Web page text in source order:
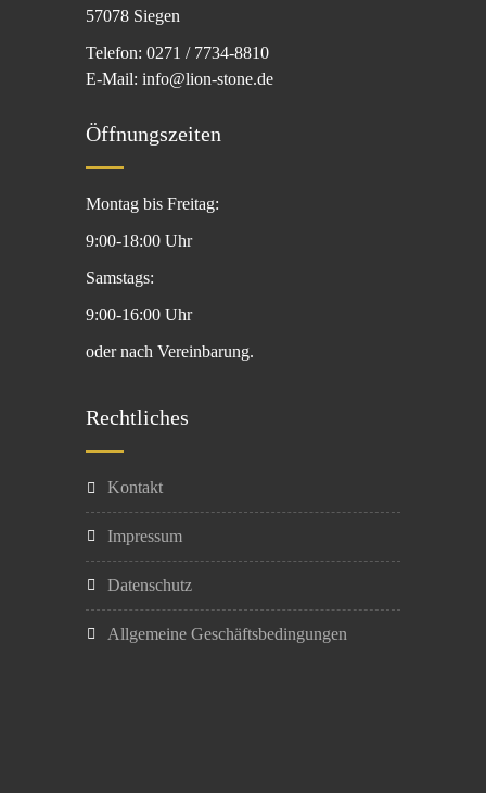
57078 Siegen
Telefon: 0271 / 7734-8810
E-Mail: info@lion-stone.de
Öffnungszeiten
Montag bis Freitag:
9:00-18:00 Uhr
Samstags:
9:00-16:00 Uhr
oder nach Vereinbarung.
Rechtliches
Kontakt
Impressum
Datenschutz
Allgemeine Geschäftsbedingungen